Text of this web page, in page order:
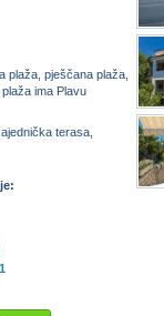
plaža, pješčana plaža,
ima Plavu
terasa,